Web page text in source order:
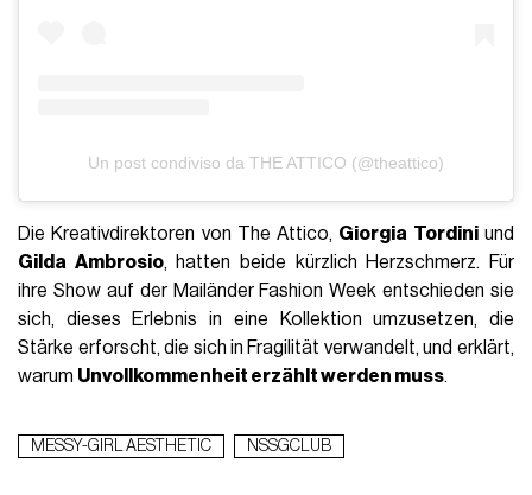
Un post condiviso da THE ATTICO (@theattico)
Die Kreativdirektoren von The Attico, Giorgia Tordiniund
Gilda Ambrosio, hatten beide kürzlich Herzschmerz. Für
ihre Show auf der Mailänder Fashion Week entschieden sie
sich, dieses Erlebnis in eine Kollektion umzusetzen, die
Stärke erforscht, die sich in Fragilität verwandelt, und erklärt,
warum Unvollkommenheit erzählt werden muss.
MESSY-GIRL AESTHETIC NSSGCLUB